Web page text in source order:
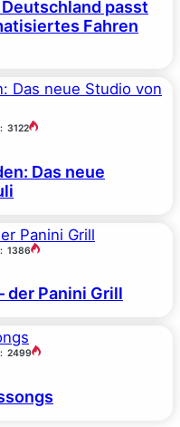
passt
Fahren
3122
Das neue
1386
der Panini Grill
2499